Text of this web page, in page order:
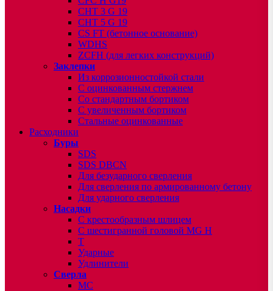
CHT 3 G 19
CHT 5 G 19
CS FT (бетонное основание)
WDHS
ZCFH (для легких конструкций)
Заклепки
Из коррозионностойкой стали
С оцинкованным стержнем
Со стандартным бортиком
С увеличенным бортиком
Стальные оцинкованные
Расходники
Буры
SDS
SDS DBCN
Для безударного сверления
Для сверления по армированному бетону
Для ударного сверления
Насадки
С крестообразным шлицем
С шестигранной головой MG H
T
Ударные
Удлинители
Сверла
МС